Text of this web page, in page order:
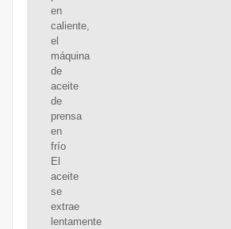
en
caliente,
el
máquina
de
aceite
de
prensa
en
frío
El
aceite
se
extrae
lentamente